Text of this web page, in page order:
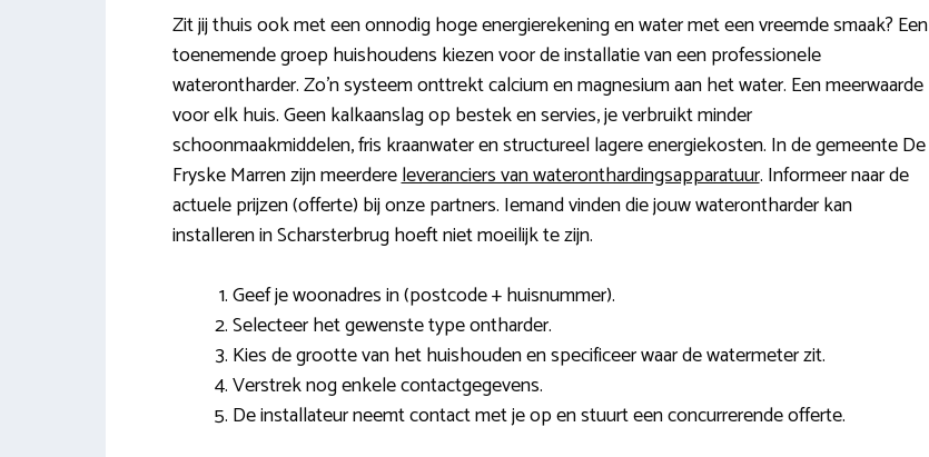
Zit jij thuis ook met een onnodig hoge energierekening en water met een vreemde smaak? Een
toenemende groep huishoudens kiezen voor de installatie van een professionele
waterontharder. Zo’n systeem onttrekt calcium en magnesium aan het water. Een meerwaarde
voor elk huis. Geen kalkaanslag op bestek en servies, je verbruikt minder
schoonmaakmiddelen, fris kraanwater en structureel lagere energiekosten. In de gemeente De
Fryske Marren zijn meerdereleveranciers van wateronthardingsapparatuur. Informeer naar de
actuele prijzen (offerte) bij onze partners. Iemand vinden die jouw waterontharder kan
installeren in Scharsterbrug hoeft niet moeilijk te zijn.
Geef je woonadres in (postcode + huisnummer).
Selecteer het gewenste type ontharder.
Kies de grootte van het huishouden en specificeer waar de watermeter zit.
Verstrek nog enkele contactgegevens.
De installateur neemt contact met je op en stuurt een concurrerende offerte.